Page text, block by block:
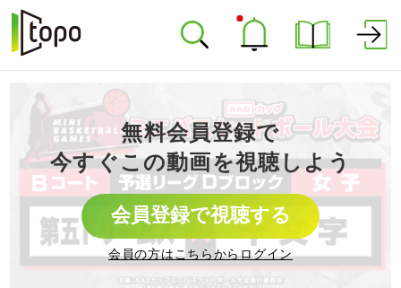
無料会員登録で
今すぐこの動画を視聴しよう
会員登録で視聴する
会員の方はこちらからログイン